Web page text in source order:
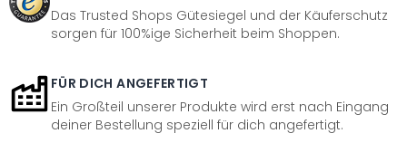
Das Trusted Shops Gütesiegel und der Käuferschutz
sorgen für 100%ige Sicherheit beim Shoppen.
FÜR DICH ANGEFERTIGT
Ein Großteil unserer Produkte wird erst nach Eingang
deiner Bestellung speziell für dich angefertigt.